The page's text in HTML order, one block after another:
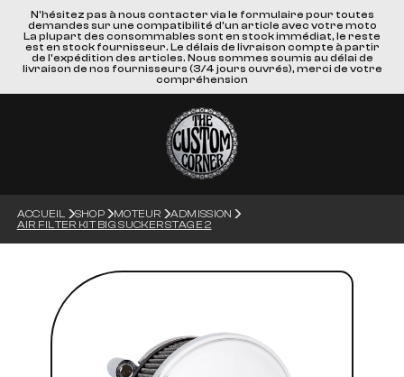
N'hésitez pas à nous contacter via le formulaire pour toutes
demandes sur une compatibilité d'un article avec votre moto
La plupart des consommables sont en stock immédiat, le reste
est en stock fournisseur. Le délais de livraison compte à partir
de l'expédition des articles. Nous sommes soumis au délai de
livraison de nos fournisseurs (3/4 jours ouvrés), merci de votre
compréhension
ACCUEIL SHOP MOTEUR
ADMISSION
AIR FILTER KIT BIG SUCKER STAGE 2